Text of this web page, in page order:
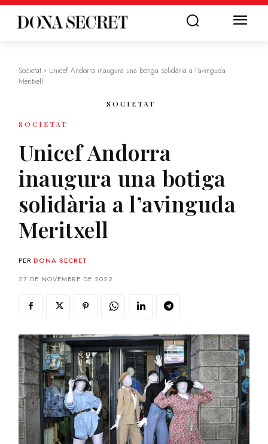
Societat
Unicef Andorra inaugura una botiga solidària a l’avinguda
Meritxell
SOCIETAT
SOCIETAT
Unicef Andorra
inaugura una botiga
solidària a l’avinguda
Meritxell
PER DONA SECRET
27 DE NOVEMBRE DE 2022